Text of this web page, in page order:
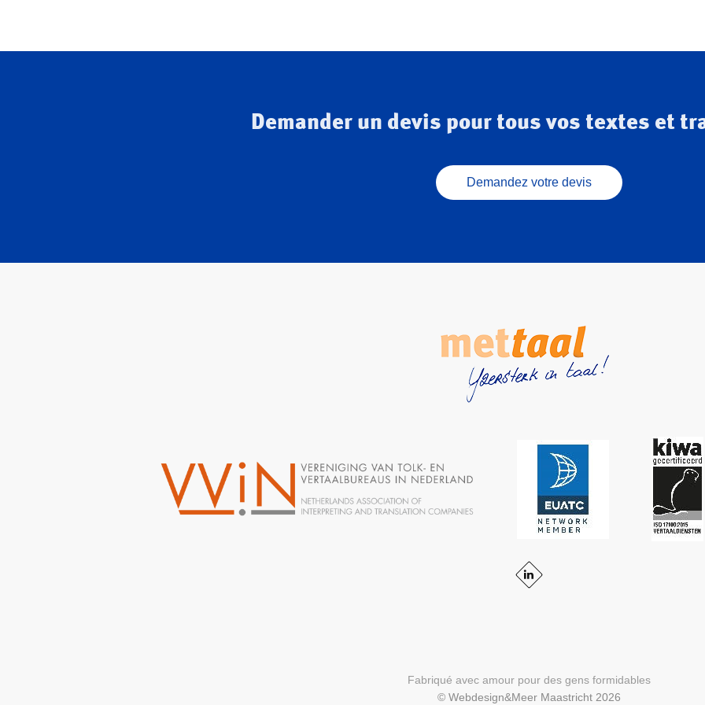
Demander un devis pour tous vos textes et
Demandez votre devis
Fabriqué avec amour pour des gens formidables
© Webdesign&Meer Maastricht 2026